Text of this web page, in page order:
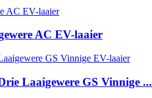
AC EV-laaier
Laaigewere GS Vinnige ...